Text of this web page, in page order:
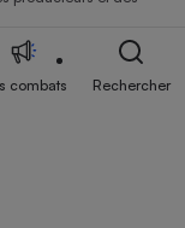
combats Rechercher